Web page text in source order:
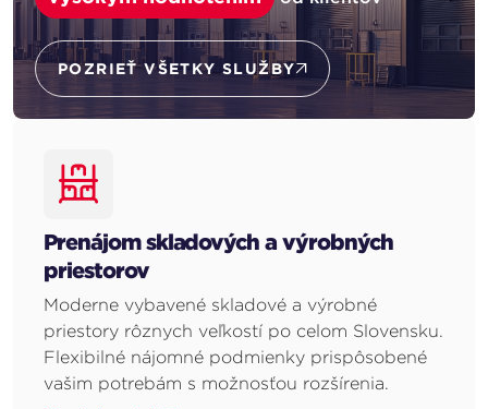
POZRIEŤ VŠETKY SLUŽBY
Prenájom skladových a výrobných
priestorov
Moderne vybavené skladové a výrobné
priestory rôznych veľkostí po celom Slovensku.
Flexibilné nájomné podmienky prispôsobené
vašim potrebám s možnosťou rozšírenia.